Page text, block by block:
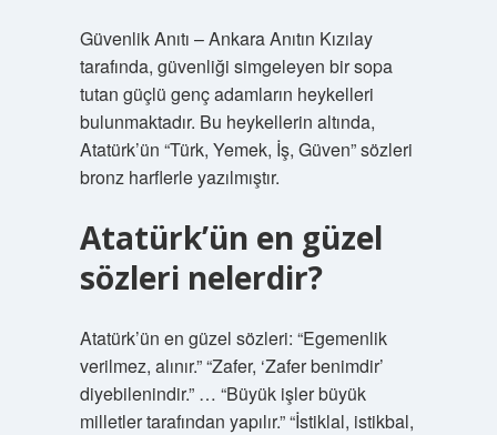
Güvenlik Anıtı – Ankara Anıtın Kızılay
tarafında, güvenliği simgeleyen bir sopa
tutan güçlü genç adamların heykelleri
bulunmaktadır. Bu heykellerin altında,
Atatürk’ün “Türk, Yemek, İş, Güven” sözleri
bronz harflerle yazılmıştır.
Atatürk’ün en güzel
sözleri nelerdir?
Atatürk’ün en güzel sözleri: “Egemenlik
verilmez, alınır.” “Zafer, ‘Zafer benimdir’
diyebilenindir.” … “Büyük işler büyük
milletler tarafından yapılır.” “İstiklal, istikbal,